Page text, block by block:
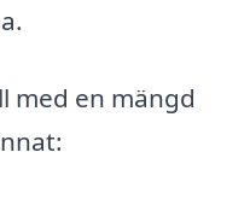
med en mängd